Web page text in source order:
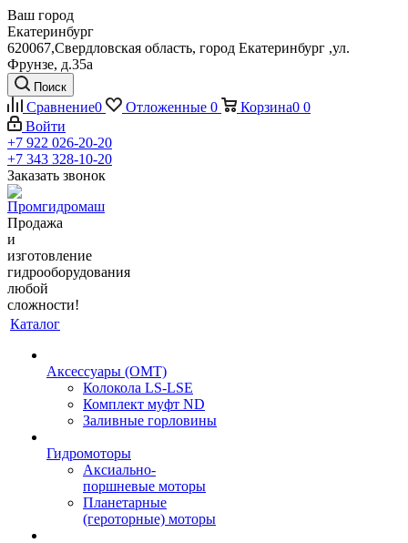
Ваш город
Екатеринбург
620067,Свердловская область, город Екатеринбург ,ул.
Фрунзе, д.35а
Поиск
Сравнение0 Отложенные 0 Корзина0 0
Войти
+7 922 026-20-20
+7 343 328-10-20
Заказать звонок
Продажа
и
изготовление
гидрооборудования
любой
сложности!
Каталог
Аксессуары (OMT)
Колокола LS-LSE
Комплект муфт ND
Заливные горловины
Гидромоторы
Аксиально-
поршневые моторы
Планетарные
(героторные) моторы